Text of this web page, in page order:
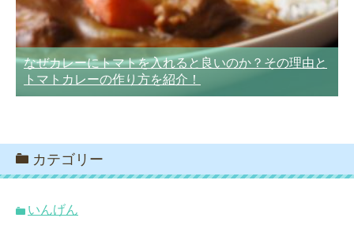
なぜカレーにトマトを入れると良いのか？その理由と
トマトカレーの作り方を紹介！
カテゴリー
いんげん